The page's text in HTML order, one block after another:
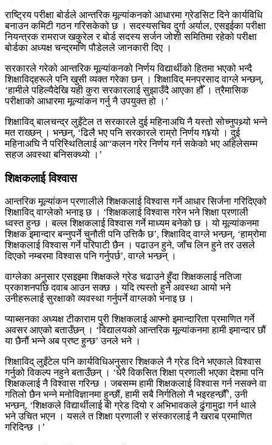
राष्ट्रिय परीक्षा बोर्डले आन्तरिक मूल्यांकनको आधारमा ग्रेडसिट दिने कार्यविधि
बनाउन कमिटी गठन गरिसकेको छ । सदस्यसचिव दुर्गा अर्याल, एसइईका परीक्षा
नियन्त्रक रामराज खकुरेल र बोर्ड सदस्य सर्जन जोशी समितिमा रहेको परीक्षा
बोर्डका अध्यक्ष चन्द्रमणि पौडेलले जानकारी दिए ।
सरकारले गरेको आन्तरिक मूल्यांकनको निर्णय विद्यार्थीको हितमा भएको भन्दै
शिक्षाविद्हरूले पनि खुसी व्यक्त गरेका छन् । शिक्षाविद् मनप्रसाद वाग्ले भन्छन्,
‘हामीले पहिल्यैदेखि यही कुरा सरकारलाई सुझाउँदै आएका हौँ । त्रैमासिक
परीक्षाको आधारमा मूल्यांकन गर्नु नै उपयुक्त हो ।’
शिक्षाविद् बालचन्द्र लुइँटेल त सरकारले दुई महिनाअघि नै यस्तो सोच्नुपथ्र्यो भन्ने
मत राख्छन् । भन्छन्, ‘ढिलै भए पनि सरकारले राम्रो निर्णय ग¥यो । दुई
महिनाअघि नै परिस्थितिलाई आ“कलन गरेर निर्णय गर्न सकेको भए अहिलेसम्म
सहज अवस्था बनिसक्थ्यो ।’
शिक्षकलाई विश्वास
आन्तरिक मूल्यांकन प्रणालीले शिक्षकलाई विश्वास गर्ने आधार सिर्जना गरिदिएको
शिक्षाविद् वाग्लेको भनाइ छ । ‘शिक्षकलाई विश्वास गरेन भने शिक्षा प्रणाली
ध्वस्त हुन्छ । बल्ल शिक्षकलाई विश्वास गर्ने माध्यम बनेको छ । यो मूल्यांकनमा
शिक्षक इमान्दार बन्नुपर्ने चुनौती पनि उत्तिकै छ’, शिक्षाविद् वाग्ले भन्छन्, ‘हाम्रोमा
शिक्षकलाई विश्वास गर्ने परिपाटी छैन । पढाउन हुने, जाँच लिन हुने तर उसले
दिएको नम्बरमा विश्वास पनि गर्नुपर्छ’, वाग्ले भन्छन् ।
वाग्लेका अनुसार एसइइमा शिक्षकले ग्रेड चढाउने हुँदा शिक्षकलाई नतिजा
प्रकाशनपछि दवाब आउन सक्छ । यदि त्यस्तो हुने अवस्था आयो भने
उनीहरूलाई सुरक्षाको व्यवस्था गर्नुपर्ने वाग्लको भनाइ छ ।
प्याब्सनका अध्यक्ष टीकाराम पुरी शिक्षकलाई आफ्नो इमान्दारिता प्रमाणित गर्ने
अवसर आएको बताउँछन् । ‘विद्यालयको आन्तरिक मूल्यांकनमा हामी इमान्दार छौं
या छैनौं भन्ने अब प्रष्ट हुन्छ’ उनले भने ।
शिक्षाविद् लुइँटेल पनि कार्यविधिअनुसार शिक्षकले नै ग्रेड दिने भएकाले विश्वास
गर्नुको विकल्प नहुने बताउँछन् । ‘धेरै विकसित शिक्षा प्रणाली भएका देशमा पनि
शिक्षकलाई नै विश्वास गरिन्छ । जबसम्म हामी शिक्षकलाई विश्वास गर्न नसक्ने वा
गतिलो छैन भन्ने मनोविज्ञानमा हुन्छौं, हामी सबै निर्गतिलो नै भइरहन्छौँ’, उनी
भन्छन्, ‘शिक्षकले विद्यार्थीलाई बी ग्रेड दियो र अभिभावकले ढुंगामुढा गर्न थाले
भने उचित भएन । यसले त शिक्षा प्रणाली र संस्कारलाई नै खराब प्रमाणित
गरिदिन्छ ।’